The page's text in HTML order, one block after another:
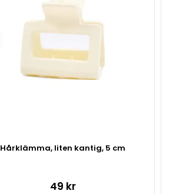
Hårklämma, liten kantig, 5 cm
49 kr